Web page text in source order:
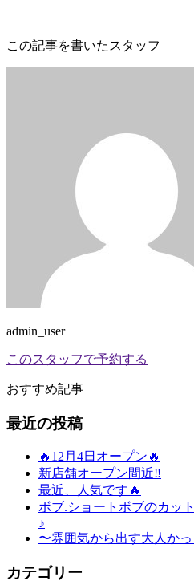
この記事を書いたスタッフ
admin_user
このスタッフで予約する
おすすめ記事
最近の投稿
🔥12月4日オープン🔥
新店舗オープン間近‼️
最近、人気です🔥
ボブ.ショートボブのカッ
♪
〜雰囲気から出す大人か
カテゴリー